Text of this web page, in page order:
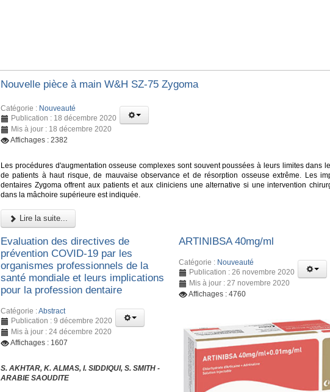
Nouvelle pièce à main W&H SZ-75 Zygoma
Catégorie : Nouveauté
Publication : 18 décembre 2020
Mis à jour : 18 décembre 2020
Affichages : 2382
Les procédures d'augmentation osseuse complexes sont souvent poussées à leurs limites dans
de patients à haut risque, de mauvaise observance et de résorption osseuse extrême. Les
dentaires Zygoma offrent aux patients et aux cliniciens une alternative si une intervention
dans la mâchoire supérieure est indiquée.
Lire la suite...
Evaluation des directives de
prévention COVID-19 par les
organismes professionnels de la
santé mondiale et leurs implications
pour la profession dentaire
Catégorie :Abstract
Publication : 9 décembre 2020
Mis à jour : 24 décembre 2020
Affichages : 1607
S. AKHTAR, K. ALMAS, I. SIDDIQUI, S. SMITH -
ARABIE SAOUDITE
ARTINIBSA 40mg/ml
Catégorie : Nouveauté
Publication : 26 novembre 2020
Mis à jour : 27 novembre 2020
Affichages : 4760